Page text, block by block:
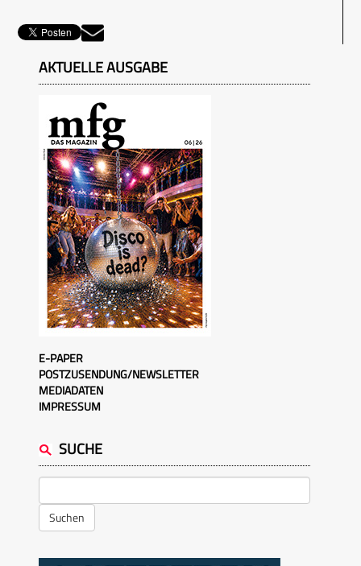
AKTUELLE AUSGABE
E-PAPER
POSTZUSENDUNG/NEWSLETTER
MEDIADATEN
IMPRESSUM
SUCHE
Suchen